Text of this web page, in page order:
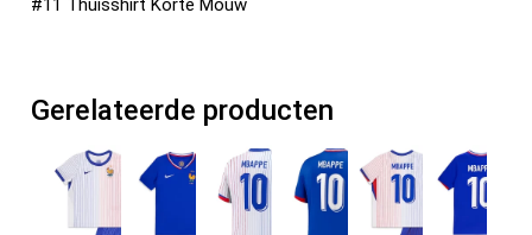
#11 Thuisshirt Korte Mouw
Gerelateerde producten